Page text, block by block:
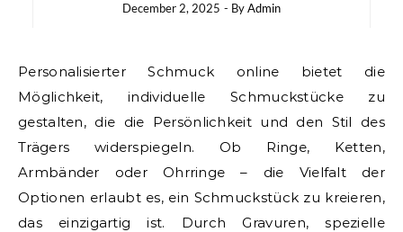
December 2, 2025 - ByAdmin
Personalisierter Schmuck online bietet die
Möglichkeit, individuelle Schmuckstücke zu
gestalten, die die Persönlichkeit und den Stil des
Trägers widerspiegeln. Ob Ringe, Ketten,
Armbänder oder Ohrringe – die Vielfalt der
Optionen erlaubt es, ein Schmuckstück zu kreieren,
das einzigartig ist. Durch Gravuren, spezielle